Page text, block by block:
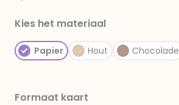
Kies het materiaal
Papier Hout Chocolade
Formaat kaart